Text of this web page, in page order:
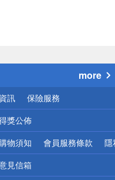
more
訊 保險服務
獎公佈
物須知 會員服務條款 隱
見信箱